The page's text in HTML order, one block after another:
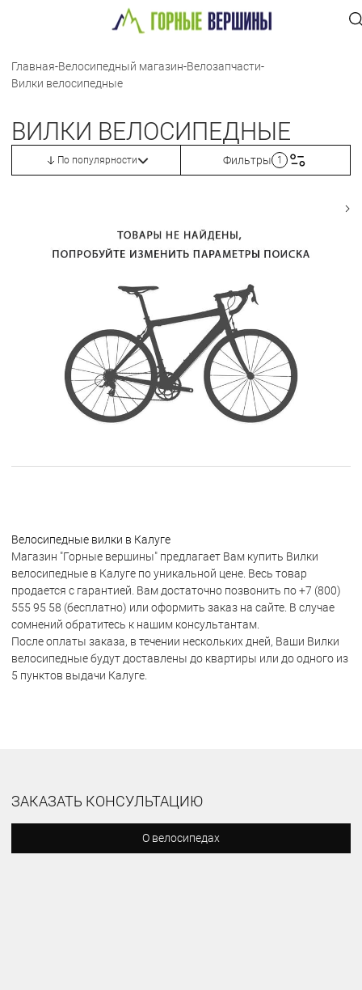
Главная-Велосипедный магазин-Велозапчасти-
Вилки велосипедные
ВИЛКИ ВЕЛОСИПЕДНЫЕ
По популярности Фильтры 1
Велосипедные вилки в Калуге
Магазин "Горные вершины" предлагает Вам купить Вилки
велосипедные в Калуге по уникальной цене. Весь товар
продается с гарантией. Вам достаточно позвонить по +7 (800)
555 95 58 (бесплатно) или оформить заказ на сайте. В случае
сомнений обратитесь к нашим консультантам.
После оплаты заказа, в течении нескольких дней, Ваши Вилки
велосипедные будут доставлены до квартиры или до одного из
5 пунктов выдачи Калуге.
ЗАКАЗАТЬ КОНСУЛЬТАЦИЮ
О велосипедах